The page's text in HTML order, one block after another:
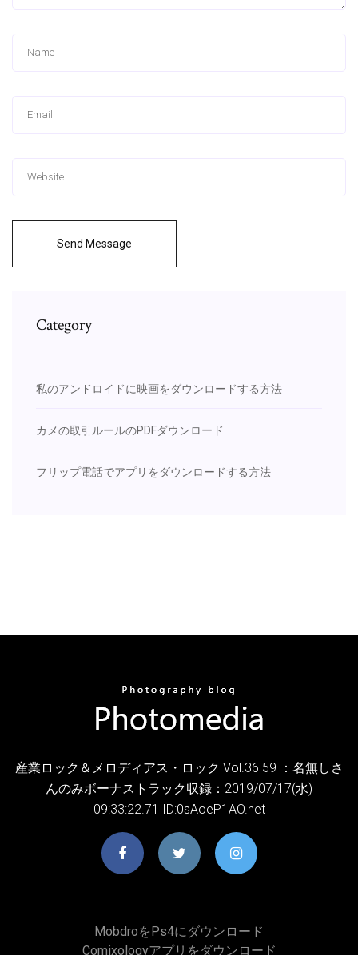
Send Message
Category
私のアンドロイドに映画をダウンロードする方法
カメの取引ルールのPDFダウンロード
フリップ電話でアプリをダウンロードする方法
産業ロック＆メロディアス・ロック Vol.36 59 ：名無しさ
んのみボーナストラック収録：2019/07/17(水)
09:33:22.71 ID:0sAoeP1AO.net
Mobdroをps4にダウンロード
Comixologyアプリをダウンロード